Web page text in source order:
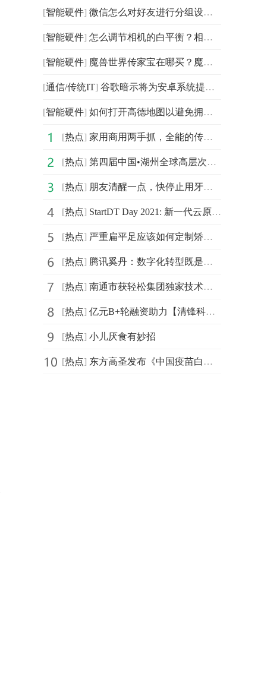
[智能硬件] 微信怎么对好友进行分组设置？如何新建好友分组？
[智能硬件] 怎么调节相机的白平衡？相机模糊如何调？如何调节相机的
[智能硬件] 魔兽世界传家宝在哪买？魔兽世界9.0传家之宝商人在哪？
[通信/传统IT] 谷歌暗示将为安卓系统提供类似苹果的“查找我的”功能
[智能硬件] 如何打开高德地图以避免拥堵?如何收集高德地图的路线？
[热点] 家用商用两手抓，全能的传祺M6 PRO实在太香
[热点] 第四届中国•湖州全球高层次人才创新创业大赛北京城市赛
[热点] 朋友清醒一点，快停止用牙开瓶盖的迷惑行为
[热点] StartDT Day 2021: 新一代云原生数据中台仰世而来
[热点] 严重扁平足应该如何定制矫正鞋
[热点] 腾讯奚丹：数字化转型既是持久战更是攻坚战
[热点] 南通市获轻松集团独家技术支持，年度民心工程医保南通保
[热点] 亿元B+轮融资助力【清锋科技】拓展齿科、医疗、消费等市场
[热点] 小儿厌食有妙招
[热点] 东方高圣发布《中国疫苗白皮书》， “疫苗投行”苏州启航